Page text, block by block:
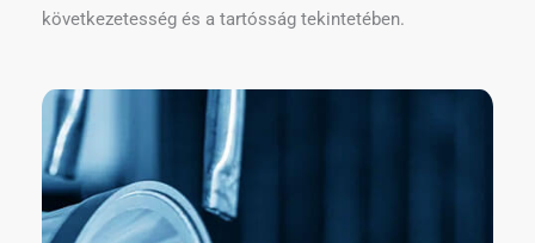
következetesség és a tartósság tekintetében.